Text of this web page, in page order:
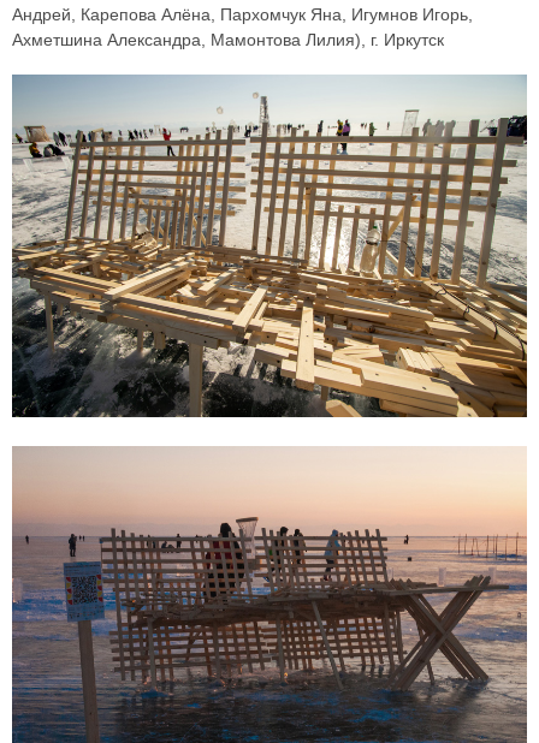
Андрей, Карепова Алёна, Пархомчук Яна, Игумнов Игорь,
Ахметшина Александра, Мамонтова Лилия), г. Иркутск